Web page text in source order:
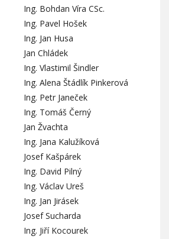
Ing. Bohdan Víra CSc.
Ing. Pavel Hošek
Ing. Jan Husa
Jan Chládek
Ing. Vlastimil Šindler
Ing. Alena Štádlík Pinkerová
Ing. Petr Janeček
Ing. Tomáš Černý
Jan Žvachta
Ing. Jana Kalužíková
Josef Kašpárek
Ing. David Pilný
Ing. Václav Ureš
Ing. Jan Jirásek
Josef Sucharda
Ing. Jiří Kocourek